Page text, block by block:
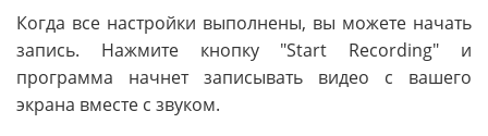
Когда все настройки выполнены, вы можете начать
запись. Нажмите кнопку "Start Recording" и
программа начнет записывать видео с вашего
экрана вместе с звуком.